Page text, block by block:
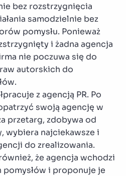
bez rozstrzygnięcia
samodzielnie bez
pomysłu. Ponieważ
i żadna agencja
nie poczuwa się do
autorskich do
z agencją PR. Po
swoją agencję w
przetarg, zdobywa od
wybiera najciekawsze i
do zrealizowania.
że agencja wchodzi
i proponuje je